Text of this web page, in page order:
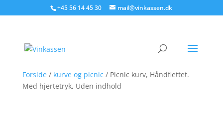
+45 56 14 45 30 mail@vinkassen.dk
Søg produkter - start med at skrive
Forside/ kurve og picnic / Picnic kurv, Håndflettet.
Med hjertetryk, Uden indhold